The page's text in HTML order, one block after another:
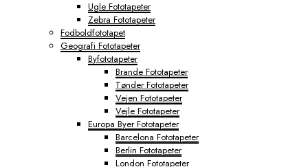
Ugle Fototapeter
Zebra Fototapeter
Fodboldfototapet
Geografi Fototapeter
Byfototapeter
Brande Fototapeter
Tønder Fototapeter
Vejen Fototapeter
Vejle Fototapeter
Europa Byer Fototapeter
Barcelona Fototapeter
Berlin Fototapeter
London Fototapeter